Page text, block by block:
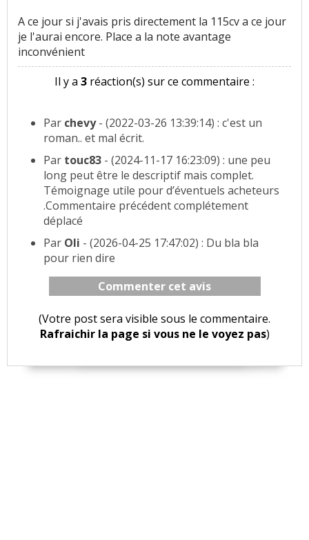
A ce jour si j'avais pris directement la 115cv a ce jour
je l'aurai encore. Place a la note avantage
inconvénient
Il y a3 réaction(s) sur ce commentaire :
Par chevy- (2022-03-26 13:39:14) : c'est un
roman.. et mal écrit.
Par touc83 - (2024-11-17 16:23:09) : une peu
long peut être le descriptif mais complet.
Témoignage utile pour d’éventuels acheteurs
.Commentaire précédent complétement
déplacé
Par Oli - (2026-04-25 17:47:02) : Du bla bla
pour rien dire
Commenter cet avis
(Votre post sera visible sous le commentaire.
Rafraichir la page si vous ne le voyez pas)